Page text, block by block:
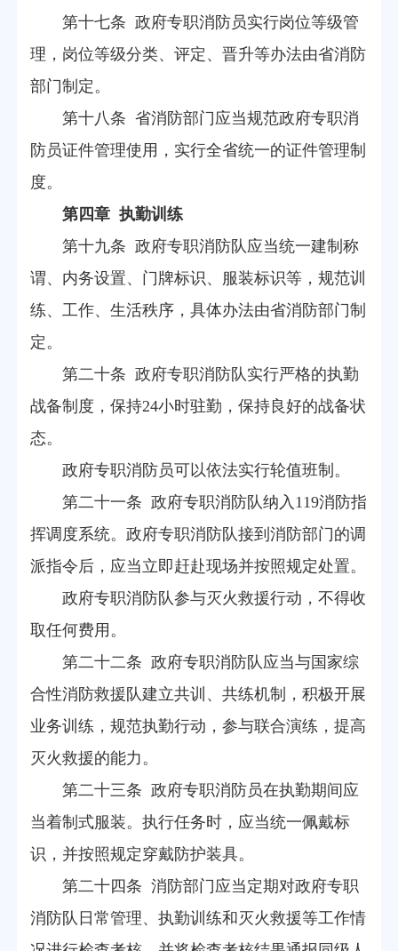
第十七条 政府专职消防员实行岗位等级管
理，岗位等级分类、评定、晋升等办法由省消防
部门制定。
第十八条 省消防部门应当规范政府专职消
防员证件管理使用，实行全省统一的证件管理制
度。
第四章 执勤训练
第十九条 政府专职消防队应当统一建制称
谓、内务设置、门牌标识、服装标识等，规范训
练、工作、生活秩序，具体办法由省消防部门制
定。
第二十条 政府专职消防队实行严格的执勤
战备制度，保持24小时驻勤，保持良好的战备状
态。
政府专职消防员可以依法实行轮值班制。
第二十一条 政府专职消防队纳入119消防指
挥调度系统。政府专职消防队接到消防部门的调
派指令后，应当立即赶赴现场并按照规定处置。
政府专职消防队参与灭火救援行动，不得收
取任何费用。
第二十二条 政府专职消防队应当与国家综
合性消防救援队建立共训、共练机制，积极开展
业务训练，规范执勤行动，参与联合演练，提高
灭火救援的能力。
第二十三条 政府专职消防员在执勤期间应
当着制式服装。执行任务时，应当统一佩戴标
识，并按照规定穿戴防护装具。
第二十四条 消防部门应当定期对政府专职
消防队日常管理、执勤训练和灭火救援等工作情